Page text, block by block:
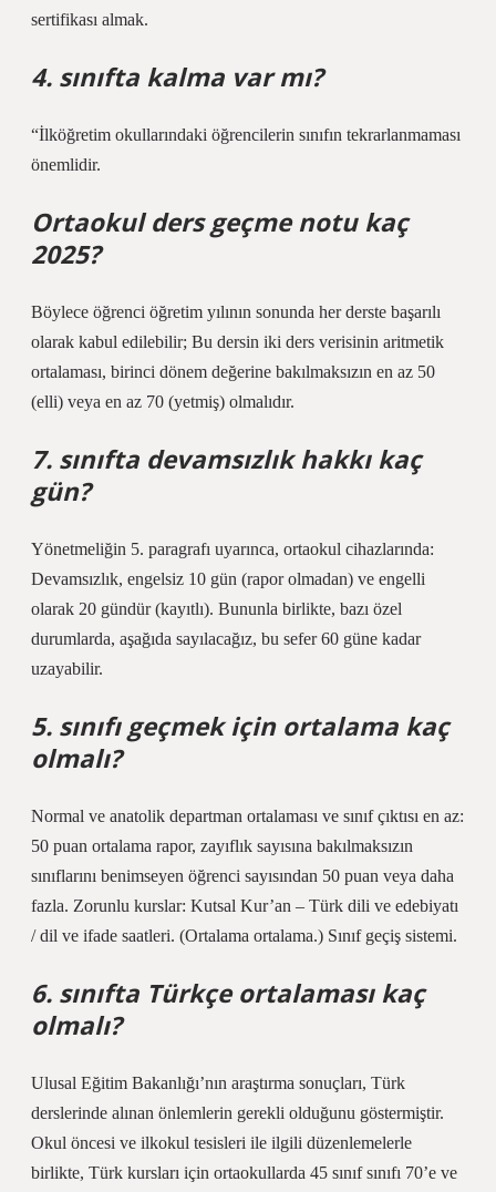
sertifikası almak.
4. sınıfta kalma var mı?
“İlköğretim okullarındaki öğrencilerin sınıfın tekrarlanmaması
önemlidir.
Ortaokul ders geçme notu kaç
2025?
Böylece öğrenci öğretim yılının sonunda her derste başarılı
olarak kabul edilebilir; Bu dersin iki ders verisinin aritmetik
ortalaması, birinci dönem değerine bakılmaksızın en az 50
(elli) veya en az 70 (yetmiş) olmalıdır.
7. sınıfta devamsızlık hakkı kaç
gün?
Yönetmeliğin 5. paragrafı uyarınca, ortaokul cihazlarında:
Devamsızlık, engelsiz 10 gün (rapor olmadan) ve engelli
olarak 20 gündür (kayıtlı). Bununla birlikte, bazı özel
durumlarda, aşağıda sayılacağız, bu sefer 60 güne kadar
uzayabilir.
5. sınıfı geçmek için ortalama kaç
olmalı?
Normal ve anatolik departman ortalaması ve sınıf çıktısı en az:
50 puan ortalama rapor, zayıflık sayısına bakılmaksızın
sınıflarını benimseyen öğrenci sayısından 50 puan veya daha
fazla. Zorunlu kurslar: Kutsal Kur’an – Türk dili ve edebiyatı
/ dil ve ifade saatleri. (Ortalama ortalama.) Sınıf geçiş sistemi.
6. sınıfta Türkçe ortalaması kaç
olmalı?
Ulusal Eğitim Bakanlığı’nın araştırma sonuçları, Türk
derslerinde alınan önlemlerin gerekli olduğunu göstermiştir.
Okul öncesi ve ilkokul tesisleri ile ilgili düzenlemelerle
birlikte, Türk kursları için ortaokullarda 45 sınıf sınıfı 70’e ve